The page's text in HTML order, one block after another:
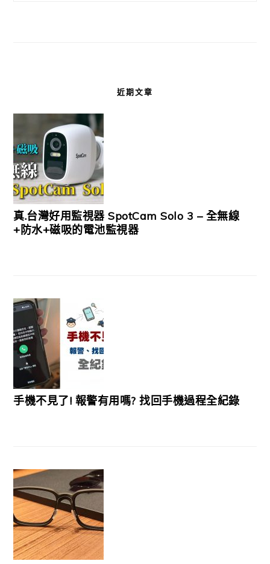
近期文章
真.台灣好用監視器 SpotCam Solo 3 – 全無線
+防水+磁吸的電池監視器
手機不見了! 報警有用嗎? 找回手機過程全紀錄